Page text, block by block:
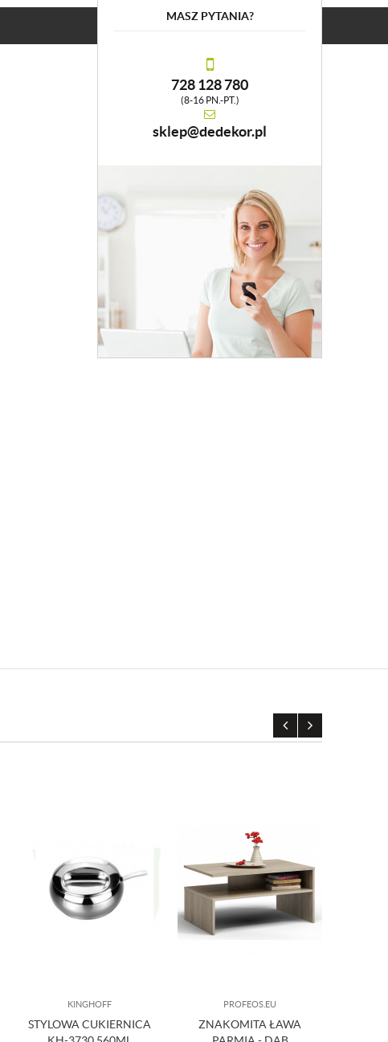
MASZ PYTANIA?
728 128 780
(8-16 PN.-PT.)
sklep@dedekor.pl
KINGHOFF
STYLOWA CUKIERNICA
PROFEOS.EU
ZNAKOMITA ŁAWA